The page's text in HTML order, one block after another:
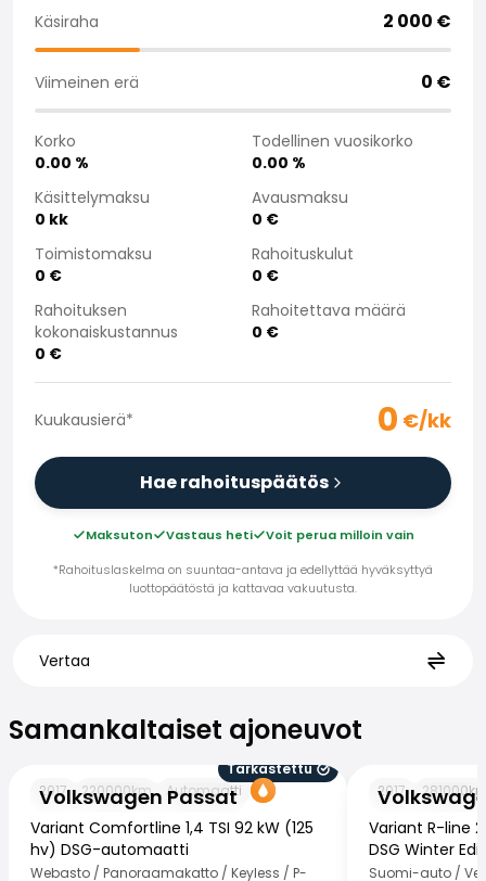
Saka Select
Uutiset ja kampanjat
Toimipisteet
Hallinto
Ostotiimi
Yhteydenotto
Rekrytointi
Laskutustiedot
Medialle
Kokemuksia Sakasta
Reklamaatiot
Käsiraha 2 000 €
Viimeinen erä 0 €
Korko
0.00 %
Todellinen vuosikorko
0.00 %
Käsittelymaksu
0 kk
Avausmaksu
0 €
Toimistomaksu
0 €
Rahoituskulut
0 €
Rahoituksen
kokonaiskustannus
0 €
Rahoitettava määrä
0 €
Kuukausierä* 0 €/kk
Hae rahoituspäätös
Maksuton Vastaus heti
Voit perua milloin vain
*Rahoituslaskelma on suuntaa-antava ja edellyttää hyväksyttyä
luottopäätöstä ja kattavaa vakuutusta.
Vertaa
Samankaltaiset ajoneuvot
Volkswagen Passat
Tarkastettu
2017
220000km Automaatti
Variant Comfortline 1,4 TSI 92 kW (125
hv) DSG-automaatti
Webasto / Panoraamakatto / Keyless / P-
2017 281000
Variant R-line
DSG Winter
Suomi-auto /